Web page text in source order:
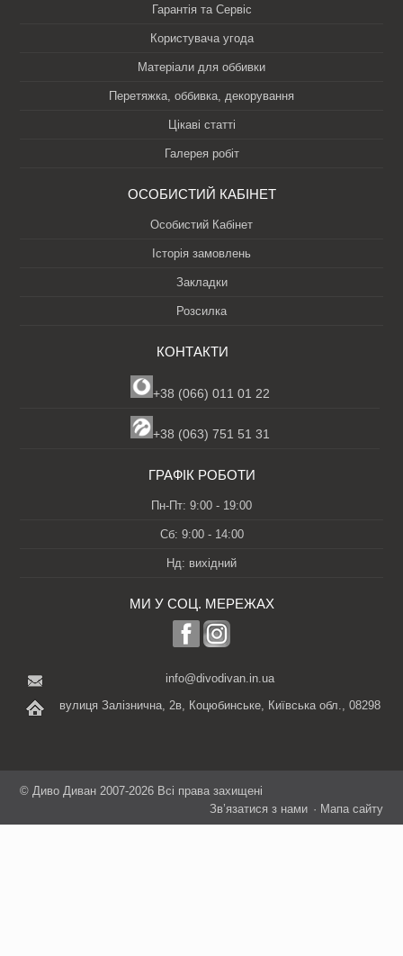
Гарантія та Сервіс
Користувача угода
Матеріали для оббивки
Перетяжка, оббивка, декорування
Цікаві статті
Галерея робіт
ОСОБИСТИЙ КАБІНЕТ
Особистий Кабінет
Історія замовлень
Закладки
Розсилка
КОНТАКТИ
+38 (066) 011 01 22
+38 (063) 751 51 31
ГРАФІК РОБОТИ
Пн-Пт: 9:00 - 19:00
Сб: 9:00 - 14:00
Нд: вихідний
МИ У СОЦ. МЕРЕЖАХ
info@divodivan.in.ua
вулиця Залізнична, 2в, Коцюбинське, Київська обл., 08298
©Диво Диван 2007-2026 Всі права захищені
Зв’язатися з нами
Мапа сайту